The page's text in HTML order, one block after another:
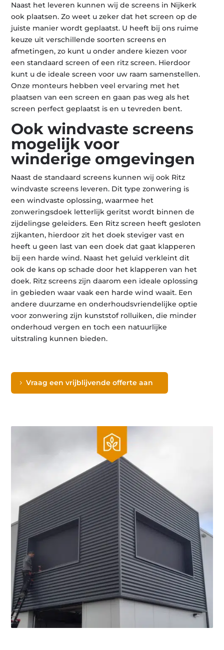
Naast het leveren kunnen wij de screens in Nijkerk
ook plaatsen. Zo weet u zeker dat het screen op de
juiste manier wordt geplaatst. U heeft bij ons ruime
keuze uit verschillende soorten screens en
afmetingen, zo kunt u onder andere kiezen voor
een standaard screen of een ritz screen. Hierdoor
kunt u de ideale screen voor uw raam samenstellen.
Onze monteurs hebben veel ervaring met het
plaatsen van een screen en gaan pas weg als het
screen perfect geplaatst is en u tevreden bent.
Ook windvaste screens
mogelijk voor
winderige omgevingen
Naast de standaard screens kunnen wij ook Ritz
windvaste screens leveren. Dit type zonwering is
een windvaste oplossing, waarmee het
zonweringsdoek letterlijk geritst wordt binnen de
zijdelingse geleiders. Een Ritz screen heeft gesloten
zijkanten, hierdoor zit het doek steviger vast en
heeft u geen last van een doek dat gaat klapperen
bij een harde wind. Naast het geluid verkleint dit
ook de kans op schade door het klapperen van het
doek. Ritz screens zijn daarom een ideale oplossing
in gebieden waar vaak een harde wind waait. Een
andere duurzame en onderhoudsvriendelijke optie
voor zonwering zijn kunststof rolluiken, die minder
onderhoud vergen en toch een natuurlijke
uitstraling kunnen bieden.
Vraag een vrijblijvende offerte aan